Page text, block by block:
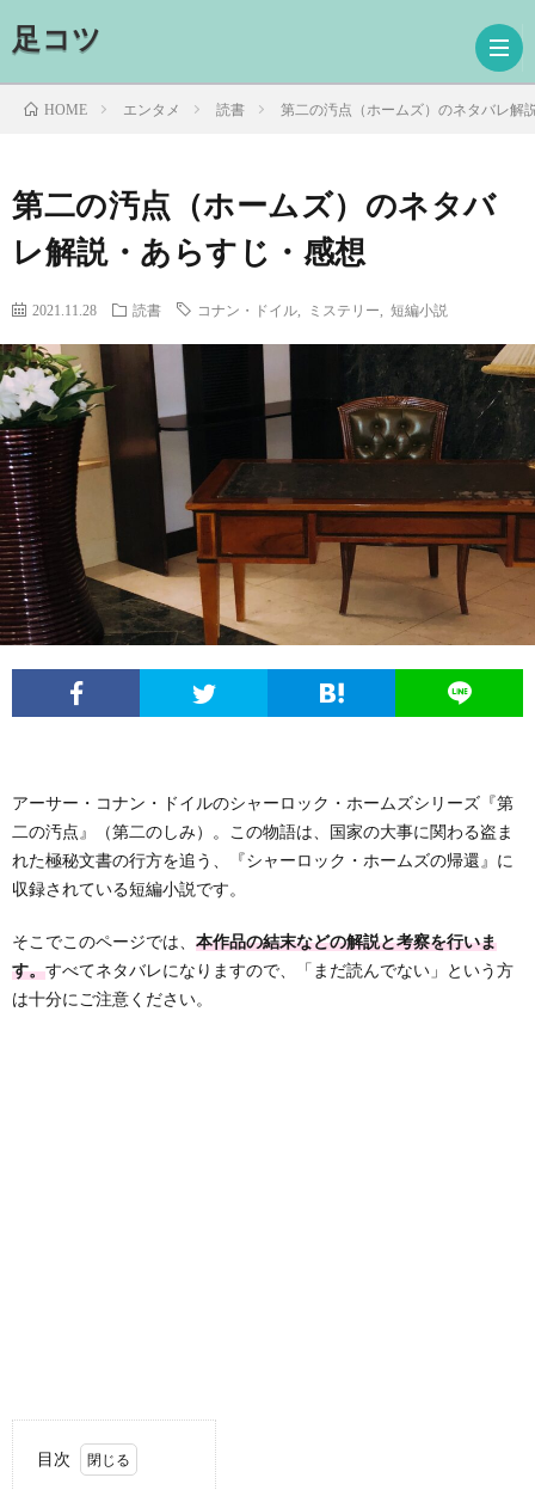
足コツ
マ
画
読
ロ
フ
お
問
せ
HOME エンタメ 読書 第二の汚点（ホームズ）のネタバレ解
第二の汚点（ホームズ）のネタバ
レ解説・あらすじ・感想
2021.11.28 読書 コナン・ドイル ミステリー 短編小説
アーサー・コナン・ドイルのシャーロック・ホームズシリーズ『第
二の汚点』（第二のしみ）。この物語は、国家の大事に関わる盗ま
れた極秘文書の行方を追う、『シャーロック・ホームズの帰還』に
収録されている短編小説です。
そこでこのページでは、 本作品の結末などの解説と考察を行いま
す。すべてネタバレになりますので、「まだ読んでない」という方
は十分にご注意ください。
目次